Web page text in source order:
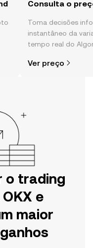
Consulta o
Toma decisões
instantâneo da
tempo real do
mais.
Ver preço
o trading
e
maior